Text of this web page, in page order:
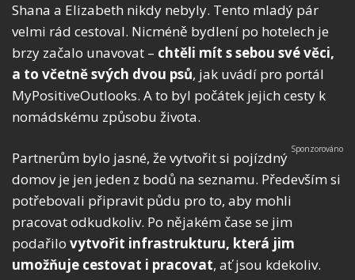
Shana a Elizabeth nikdy nebyly. Tento mladý pár
velmi rád cestoval. Nicméně bydlení po hotelech je
brzy začalo unavovat – chtěli mít s sebou své věci,
a to včetně svých dvou psů, jak uvádí pro portál
MyPositiveOutlooks. A to byl počátek jejich cesty k
nomádskému způsobu života.
Partnerům bylo jasné, že vytvořit si pojízdný
domov je jen jeden z bodů na seznamu. Především si
potřebovali připravit půdu pro to, aby mohli
pracovat odkudkoliv. Po nějakém čase se jim
podařilo vytvořit infrastrukturu, která jim
umožňuje cestovat i pracovat, ať jsou kdekoliv.